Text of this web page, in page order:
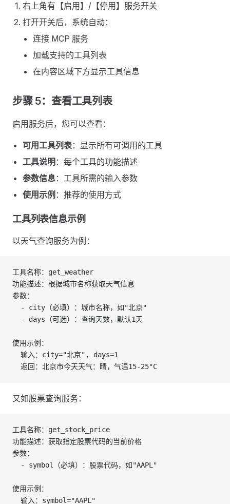
右上角有【启用】/【停用】服务开关
打开开关后，系统自动：
连接 MCP 服务
加载支持的工具列表
在内容区域下方显示工具信息
步骤 5：查看工具列表
启用服务后，您可以查看：
可用工具列表：显示所有可调用的工具
工具说明 ：每个工具的功能描述
参数信息：工具所需的输入参数
使用示例 ：推荐的使用方式
工具列表信息示例
以天气查询服务为例：
工具名称：get_weather
功能描述：根据城市名称获取天气信息
参数：
  - city（必填）：城市名称，如"北京"
  - days（可选）：查询天数，默认1天
使用示例：
  输入：city="北京", days=1
  返回：北京市今天天气：晴，气温15-25°C
又如股票查询服务：
工具名称：get_stock_price
功能描述：获取指定股票代码的当前价格
参数：
  - symbol（必填）：股票代码，如"AAPL"
使用示例：
  输入：symbol="AAPL"